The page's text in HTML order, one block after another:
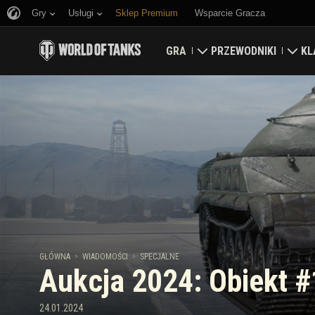
Gry Usługi Sklep Premium Wsparcie Gracza
GRA
Odbierz kody bonusowe
Wiadomości
Rankingi
Aktualizacje
Czołgopedia
PRZEWODNIKI
Przewodnik nowicjusza
Przewodnik ogólny
Ekonomia gry
Zabezpieczenie konta
Osiągnięcia
Zasady fair play
Wargaming.net Game
GŁÓWNA WIADOMOŚCI SPECJALNE
Aukcja 2024: Obiekt
24.01.2024